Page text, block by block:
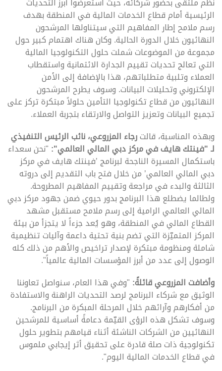
الرئيسية أمام قطاع الخدمات المالية في المنطقة بهدف
رسم ملامح إطار المفاهيم التي سيتناولها المرشحون
النهائيون خلال الدورة الحالية. وكان هناك اهتمام كبير حول
مجموعة من الموضوعات شملت حلول التكنولوجيا المالية
التي تعالج تحديات تقييم الجدارة الائتمانية واستقطاب
العملاء وتلبية متطلباتهم، هذا بالإضافة إلى الأمن
الإلكتروني وتحليلات البيانات. وسوف يطرح المرشحون
النهائيون من قطاع تكنولوجيا التأمين حلولاً مبتكرة تركز على
تجميع البيانات وتعزيز التواصل والارتقاء بتجربة العملاء.
وبهذه المناسبة، قالترجاء المزروعي، نائب الرئيس التنفيذي
لـ "فينتك هايف في مركز دبي المالي العالمي":"نحن سعداء
باستكمال المسيرة الناجحة لبرنامج ’فينتك هايف في مركز
دبي المالي العالمي’ من خلال فتح باب التقديم إلى دروته
الثالثة والبدء في مراجعة وتقييم المفاهيم المطروحة.
ولطالما يضطلع هذا البرنامج بدور حيوي ضمن جهود مركز دبي
المالي العالمي الرامية إلى رسم ملامح مستقبل مشهد
القطاع المالي في المنطقة، وهو يُعد جزءاً لا يتجزأ من بيئة
المركز المتميّزة التي تضم بنية تحتية داعمة وآليات تنظيمية
شاملة ومنظومة مبتكرة لإصدار تراخيص والأهم من ذلك كله
الوصول إلى عدد من أبرز المؤسسات المالية عالمياً".
وأضافت المزروعي قائلةً:"وفي هذا العام، سنواصل تعاوننا
الوثيق مع شركاء البرنامج لرصد التحديات الراهنة والاستفادة
من أفكارهم وآرائهم خلال المرحلة المبكرة من البرنامج.
وسوف تشكل هذه الرؤى القيّمة دعامةً أساسية للمرشحين
النهائيين من الشركات الناشئة أثناء قيامهم بتطوير حلول
تكنولوجية ذات صلة قادرة على تحقيق أثر إيجابي ملموس
في قطاع الخدمات المالية اليوم".